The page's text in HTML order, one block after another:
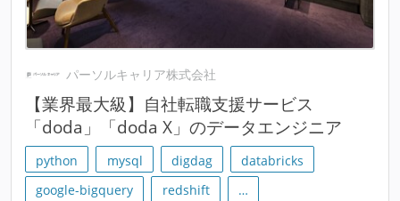
パーソルキャリア株式会社
【業界最大級】自社転職支援サービス
「doda」「doda X」のデータエンジニア
python mysql digdag
databricks
google-bigquery
redshift …